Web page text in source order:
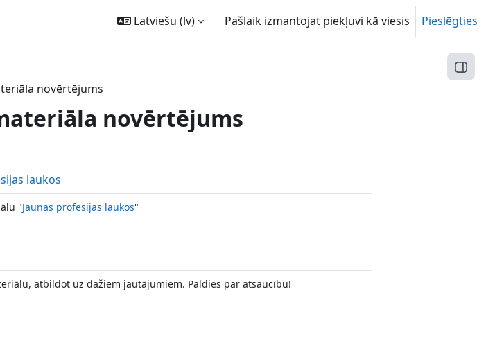
Latviešu ‎(lv)‎ Pašlaik izmantojat piekļuvi kā viesis Pieslēgties
novērtējums
novērtējums
laukos
"Jaunas profesijas laukos"
atbildot uz dažiem jautājumiem. Paldies par atsaucību!